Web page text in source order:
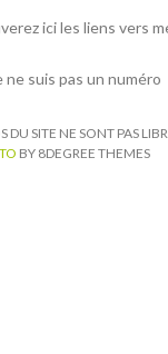
ici les liens vers
ne suis pas un numéro
DU SITE NE SONT PAS
BY 8DEGREE THEMES